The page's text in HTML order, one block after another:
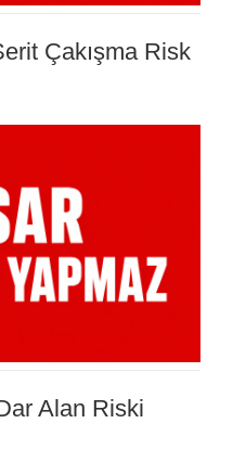
Çakışma Risk
Alan Riski